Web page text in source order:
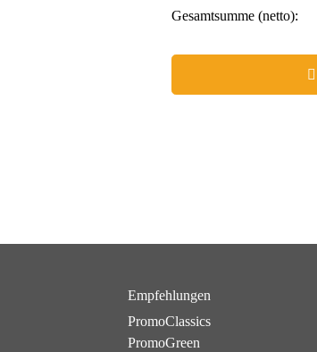
Gesamtsumme (netto):
Empfehlungen
PromoClassics
PromoGreen